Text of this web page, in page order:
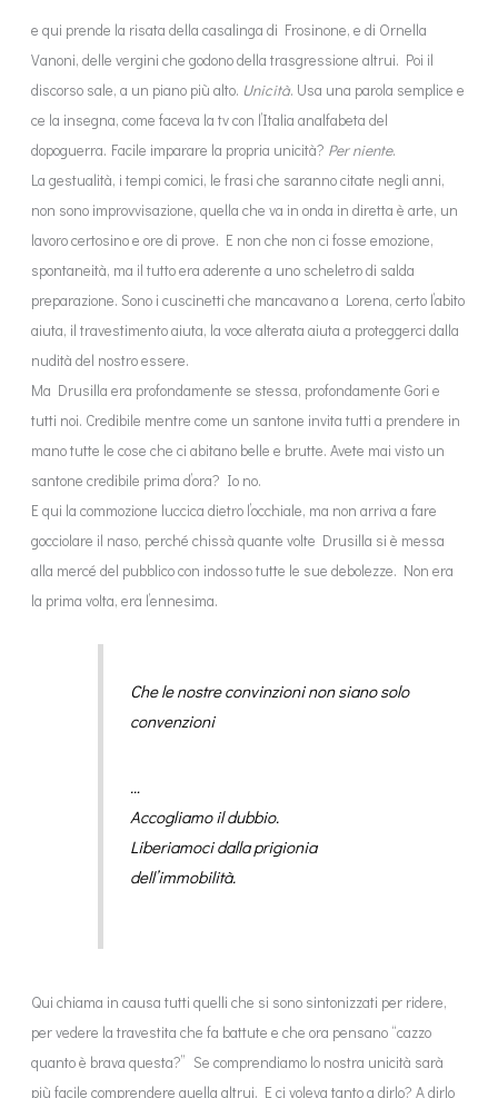
e qui prende la risata della casalinga di Frosinone, e di Ornella
Vanoni, delle vergini che godono della trasgressione altrui. Poi il
discorso sale, a un piano più alto. Unicità. Usa una parola semplice e
ce la insegna, come faceva la tv con l’Italia analfabeta del
dopoguerra. Facile imparare la propria unicità? Per niente.
La gestualità, i tempi comici, le frasi che saranno citate negli anni,
non sono improvvisazione, quella che va in onda in diretta è arte, un
lavoro certosino e ore di prove. E non che non ci fosse emozione,
spontaneità, ma il tutto era aderente a uno scheletro di salda
preparazione. Sono i cuscinetti che mancavano a Lorena, certo l’abito
aiuta, il travestimento aiuta, la voce alterata aiuta a proteggerci dalla
nudità del nostro essere.
Ma Drusilla era profondamente se stessa, profondamente Gori e
tutti noi. Credibile mentre come un santone invita tutti a prendere in
mano tutte le cose che ci abitano belle e brutte. Avete mai visto un
santone credibile prima d’ora? Io no.
E qui la commozione luccica dietro l’occhiale, ma non arriva a fare
gocciolare il naso, perché chissà quante volte Drusilla si è messa
alla mercé del pubblico con indosso tutte le sue debolezze. Non era
la prima volta, era l’ennesima.
Che le nostre convinzioni non siano solo
convenzioni
…
Accogliamo il dubbio.
Liberiamoci dalla prigionia
dell’immobilità.
Qui chiama in causa tutti quelli che si sono sintonizzati per ridere,
per vedere la travestita che fa battute e che ora pensano “cazzo
quanto è brava questa?” Se comprendiamo lo nostra unicità sarà
più facile comprendere quella altrui. E ci voleva tanto a dirlo? A dirlo